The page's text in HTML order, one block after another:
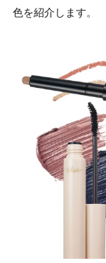
色を紹介します。